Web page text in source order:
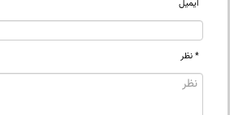
ایمیل
* نظر